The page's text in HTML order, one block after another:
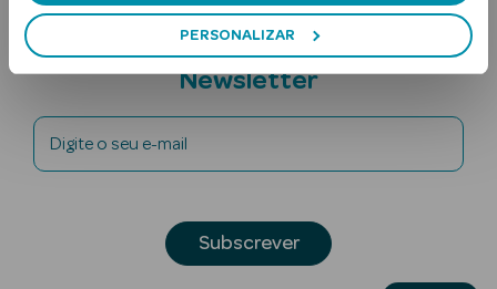
PERSONALIZAR
Subscreva a
Newsletter
Digite o seu e-mail
Subscrever